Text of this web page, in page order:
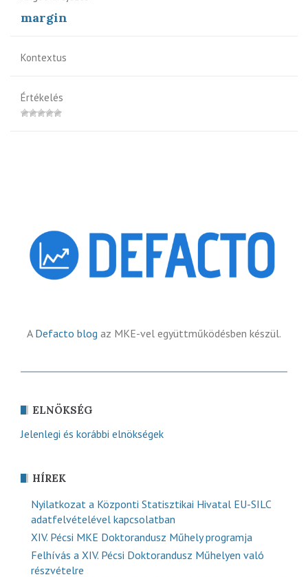
margin
Kontextus
Értékelés
A Defacto blog az MKE-vel együttműködésben készül.
ELNÖKSÉG
Jelenlegi és korábbi elnökségek
HÍREK
Nyilatkozat a Központi Statisztikai Hivatal EU-SILC
adatfelvételével kapcsolatban
XIV. Pécsi MKE Doktorandusz Műhely programja
Felhívás a XIV. Pécsi Doktorandusz Műhelyen való
részvételre